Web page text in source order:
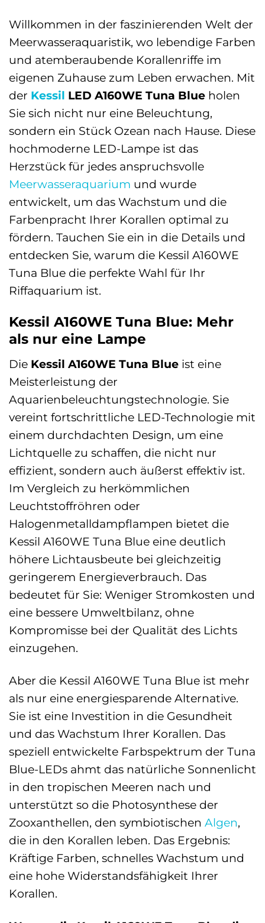
Willkommen in der faszinierenden Welt der
Meerwasseraquaristik, wo lebendige Farben
und atemberaubende Korallenriffe im
eigenen Zuhause zum Leben erwachen. Mit
der Kessil LED A160WE Tuna Blue holen
Sie sich nicht nur eine Beleuchtung,
sondern ein Stück Ozean nach Hause. Diese
hochmoderne LED-Lampe ist das
Herzstück für jedes anspruchsvolle
Meerwasseraquarium und wurde
entwickelt, um das Wachstum und die
Farbenpracht Ihrer Korallen optimal zu
fördern. Tauchen Sie ein in die Details und
entdecken Sie, warum die Kessil A160WE
Tuna Blue die perfekte Wahl für Ihr
Riffaquarium ist.
Kessil A160WE Tuna Blue: Mehr
als nur eine Lampe
Die Kessil A160WE Tuna Blue ist eine
Meisterleistung der
Aquarienbeleuchtungstechnologie. Sie
vereint fortschrittliche LED-Technologie mit
einem durchdachten Design, um eine
Lichtquelle zu schaffen, die nicht nur
effizient, sondern auch äußerst effektiv ist.
Im Vergleich zu herkömmlichen
Leuchtstoffröhren oder
Halogenmetalldampflampen bietet die
Kessil A160WE Tuna Blue eine deutlich
höhere Lichtausbeute bei gleichzeitig
geringerem Energieverbrauch. Das
bedeutet für Sie: Weniger Stromkosten und
eine bessere Umweltbilanz, ohne
Kompromisse bei der Qualität des Lichts
einzugehen.
Aber die Kessil A160WE Tuna Blue ist mehr
als nur eine energiesparende Alternative.
Sie ist eine Investition in die Gesundheit
und das Wachstum Ihrer Korallen. Das
speziell entwickelte Farbspektrum der Tuna
Blue-LEDs ahmt das natürliche Sonnenlicht
in den tropischen Meeren nach und
unterstützt so die Photosynthese der
Zooxanthellen, den symbiotischen Algen,
die in den Korallen leben. Das Ergebnis:
Kräftige Farben, schnelles Wachstum und
eine hohe Widerstandsfähigkeit Ihrer
Korallen.